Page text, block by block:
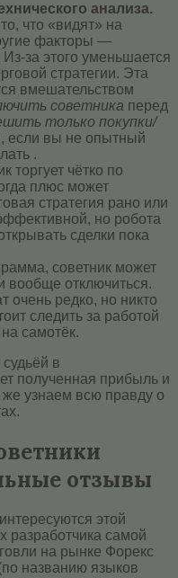
анализа.
что «видят» на
факторы —
Из-за этого уменьшается
стратегии. Эта
вмешательством
советника перед
только покупки/
если вы не опытный
.
торгует чётко по
плюс может
стратегия рано или
но робота
сделки пока
советник может
вообще отключиться.
очень редко, но никто
следить за работой
самотёк.
в
полученная прибыль и
узнаем всю правду о
отзывы
этой
разработчика самой
на рынке Форекс
названию языков